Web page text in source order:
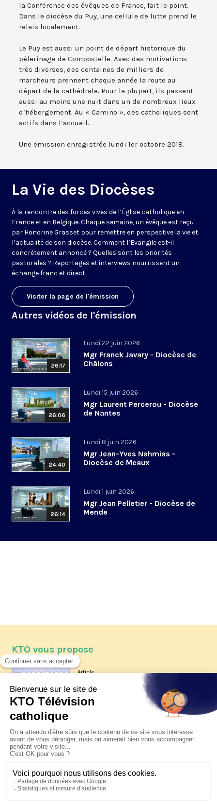
la Conférence des évêques de France, fait le point.
Dans le diocèse du Puy, une cellule de lutte prend le
relais localement.
Le Puy est aussi un point de départ historique du
pèlerinage de Compostelle. Avec des motivations
très diverses, des centaines de milliers de
marcheurs prennent chaque année la route au
départ de la cathédrale. Pour la plupart, ils passent
aussi au moins une nuit dans un de nombreux lieux
d’hébergement. Au « Camino », des catholiques sont
actifs dans l’accueil.
Une émission enregistrée lundi 1er octobre 2018.
La Vie des Diocèses
À la rencontre des forces vives de l’Église catholique en
France et en Belgique. Chaque semaine, un évêque est reçu
par Honorine Grasset pour remettre en perspective la vie et
l’actualité de son diocèse. Comment l’Evangile est-il
concrètement annoncé ? Quelles sont les priorités
pastorales ? Reportages et interviews nourrissent un
échange franc et direct.
Visiter la page de l'émission
Autres vidéos de l'émission
26:17
Lundi 22 juin 2026
Mgr Franck Javary - Diocèse de
Châlons
26:06
Lundi 15 juin 2026
Mgr Laurent Percerou - Diocèse
de Nantes
24:40
Lundi 8 juin 2026
Mgr Jean-Yves Nahmias -
Diocèse de Meaux
26:14
Lundi 1 juin 2026
Mgr Jean Pelletier - Diocèse de
Mende
KTO vous propose
Article
Les reportages d'été 2026 de KTO
La visite pastorale du pape Léon
XIV à Assise à suivre sur KTO le
jeudi 6 août
Le pape en Uruguay, Argentine et
Pérou du 6 au 17 novembre 2026